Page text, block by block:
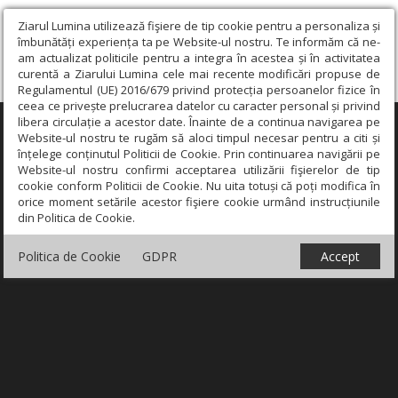
Ziarul Lumina utilizează fişiere de tip cookie pentru a personaliza și
îmbunătăți experiența ta pe Website-ul nostru. Te informăm că ne-
am actualizat politicile pentru a integra în acestea și în activitatea
curentă a Ziarului Lumina cele mai recente modificări propuse de
Regulamentul (UE) 2016/679 privind protecția persoanelor fizice în
ceea ce privește prelucrarea datelor cu caracter personal și privind
libera circulație a acestor date. Înainte de a continua navigarea pe
Website-ul nostru te rugăm să aloci timpul necesar pentru a citi și
înțelege conținutul Politicii de Cookie. Prin continuarea navigării pe
Website-ul nostru confirmi acceptarea utilizării fişierelor de tip
cookie conform Politicii de Cookie. Nu uita totuși că poți modifica în
orice moment setările acestor fişiere cookie urmând instrucțiunile
din Politica de Cookie.
Politica de Cookie GDPR Accept
×